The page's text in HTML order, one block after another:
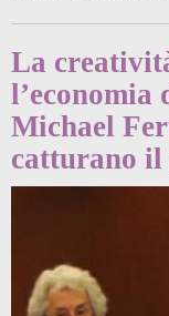
La
Michael
catturano il